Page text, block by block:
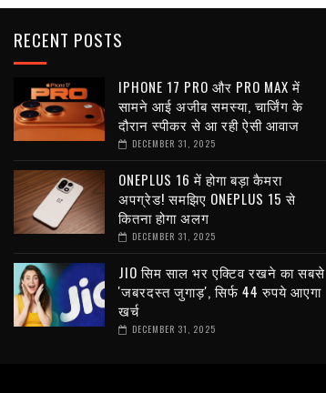
RECENT POSTS
IPHONE 17 PRO और PRO MAX में
सामने आई अजीब समस्या, चार्जिंग के
दौरान स्पीकर से आ रही ऐसी आवाज
DECEMBER 31, 2025
ONEPLUS 16 में होगा बड़ा कैमरा
अपग्रेड! समझिए ONEPLUS 15 से
कितना होगा अलग
DECEMBER 31, 2025
JIO सिम साल भर एक्टिव रखने का सबसे
'जबरदस्त जुगाड़', सिर्फ 44 रुपये आएगा
खर्च
DECEMBER 31, 2025